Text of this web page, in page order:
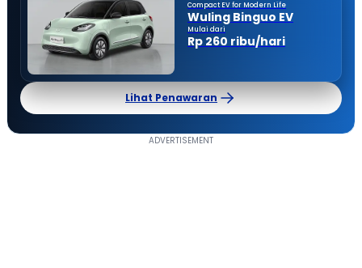
Compact EV for Modern Life
Wuling Binguo EV
Mulai dari
Rp 260 ribu/hari
Lihat Penawaran